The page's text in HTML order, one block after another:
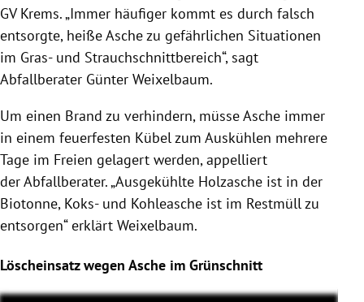
GV Krems. „Immer häufiger kommt es durch falsch
entsorgte, heiße Asche zu gefährlichen Situationen
im Gras- und Strauchschnittbereich“, sagt
Abfallberater Günter Weixelbaum.
Um einen Brand zu verhindern, müsse Asche immer
in einem feuerfesten Kübel zum Auskühlen mehrere
Tage im Freien gelagert werden, appelliert
der Abfallberater. „Ausgekühlte Holzasche ist in der
Biotonne, Koks- und Kohleasche ist im Restmüll zu
entsorgen“ erklärt Weixelbaum.
Löscheinsatz wegen Asche im Grünschnitt